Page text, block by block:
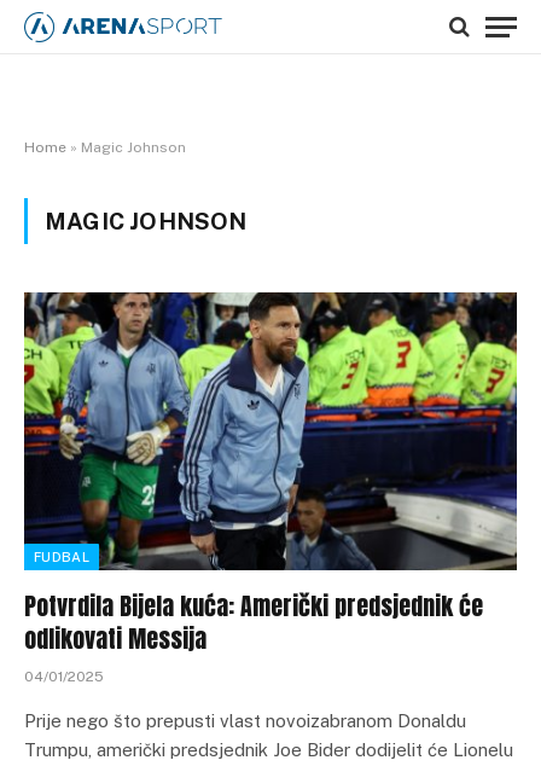
Home » Magic Johnson
MAGIC JOHNSON
FUDBAL
Potvrdila Bijela kuća: Američki predsjednik će
odlikovati Messija
04/01/2025
Prije nego što prepusti vlast novoizabranom Donaldu
Trumpu, američki predsjednik Joe Bider dodijelit će Lionelu